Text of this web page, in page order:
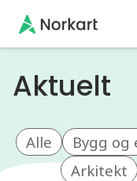
Aktuelt
Alle Bygg og
Arkitekt